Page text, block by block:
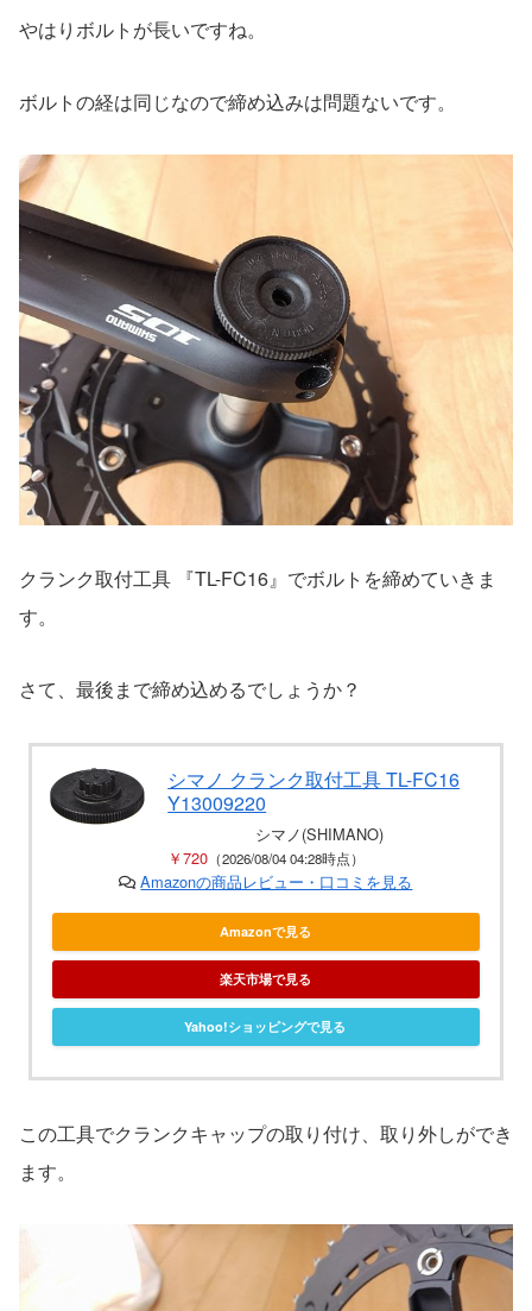
やはりボルトが長いですね。
ボルトの経は同じなので締め込みは問題ないです。
クランク取付工具 『TL-FC16』でボルトを締めていきま
す。
さて、最後まで締め込めるでしょうか？
シマノ クランク取付工具 TL-FC16
Y13009220
シマノ(SHIMANO)
￥720（2026/08/04 04:28時点）
Amazonの商品レビュー・口コミを見る
Amazonで見る
楽天市場で見る
Yahoo!ショッピングで見る
この工具でクランクキャップの取り付け、取り外しができ
ます。